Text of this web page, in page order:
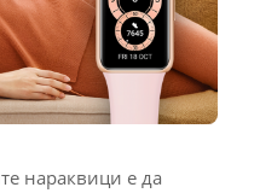
нараквици е да